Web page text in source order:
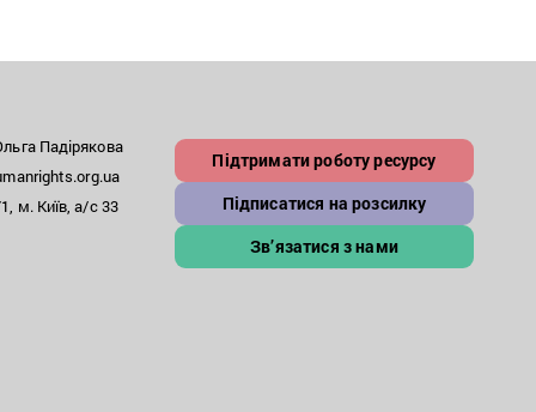
Падірякова
м. Київ, а/с 33
Підтримати роботу ресурсу
Підписатися на розсилку
Зв’язатися з нами